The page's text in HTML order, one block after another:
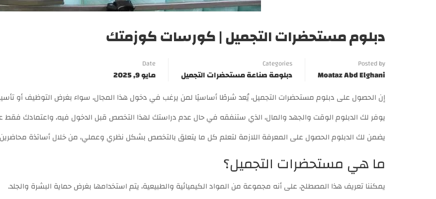
دبلوم مستحضرات التجميل | كورسات كوزمتك
Posted by
Moataz Abd Elghani
Categories
دبلومة صناعة مستحضرات التجميل
Date
مايو 9, 2025
إن الحصول على دبلوم مستحضرات التجميل، يُعد شرطًا أساسيًا لمن يرغب في دخول هذا المجال، سواء بغرض التوظيف أو
يوفر لك الدبلوم الوقت والجهد والمال، الذي ستنفقه في حال عدم دراستك لهذا التخصص قبل الدخول فيه، واعتمادك فقط
يضمن لك الدبلوم الحصول على المعرفة اللازمة لتعلم كل ما يتعلق بالتخصص بشكل نظري وعملي، من خلال أساتذة
ما هي مستحضرات التجميل؟
يمكننا تعريف هذا المصطلح، على أنه مجموعة من المواد الكيميائية والطبيعية، يتم استخدامها بغرض حماية البشرة والجلد.